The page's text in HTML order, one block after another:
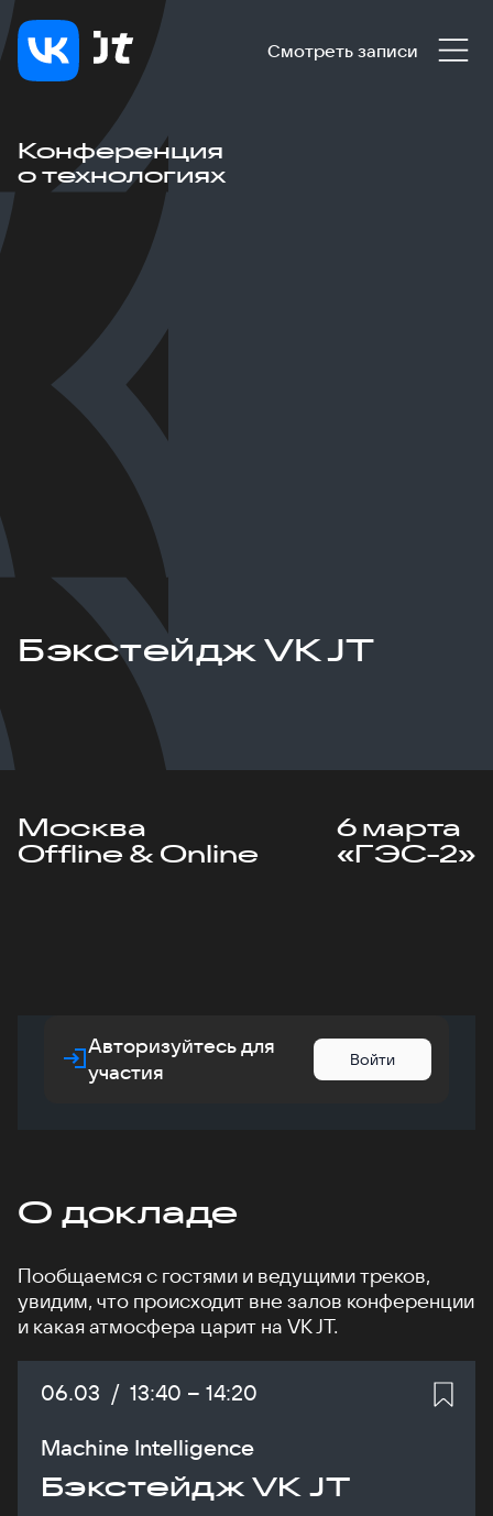
Смотреть записи
Конференция
о технологиях
Бэкстейдж VK JT
Москва
Offline & Online
6 марта
«ГЭС-2»
Авторизуйтесь для
участия
Войти
О докладе
Пообщаемся с гостями и ведущими треков,
увидим, что происходит вне залов конференции
и какая атмосфера царит на VK JT.
Дата:
06.03 / Начало:
13:40 – Конец:
14:20
Machine Intelligence
Бэкстейдж VK JT